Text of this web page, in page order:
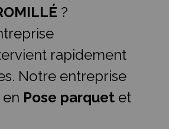
?
rapidement
Notre entreprise
Pose parquet et